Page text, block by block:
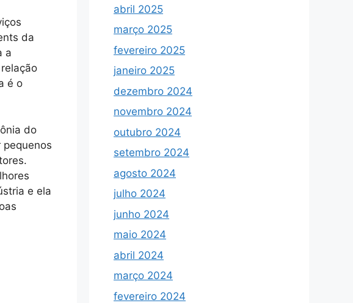
da
a
é o
do
pequenos
e ela
abril 2025
março 2025
fevereiro 2025
janeiro 2025
dezembro 2024
novembro 2024
outubro 2024
setembro 2024
agosto 2024
julho 2024
junho 2024
maio 2024
abril 2024
março 2024
fevereiro 2024